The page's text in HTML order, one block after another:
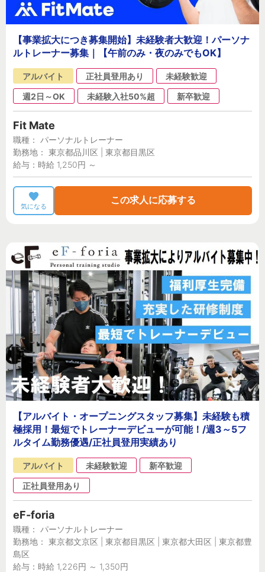
【事業拡大につき募集開始】未経験者大歓迎！パーソナ
ルトレーナー募集｜【午前のみ・夜のみでもOK】
アルバイト 正社員登用あり
未経験歓迎
週2日～OK
未経験入社50%超 新卒歓迎
Fit Mate
職種： パーソナルトレーナー
勤務地： 東京都品川区 | 東京都目黒区
給与：時給 1,250円 ～
気になる
この求人に応募する
【アルバイト・オープニングスタッフ募集】未経験も積
極採用！最短でトレーナーデビューが可能！/週3～5フ
ルタイム勤務優遇/正社員登用実績あり
アルバイト 未経験歓迎
新卒歓迎
正社員登用あり
eF-foria
職種： パーソナルトレーナー
勤務地： 東京都文京区 | 東京都目黒区 | 東京都大田区 | 東京都豊
島区
給与：時給 1,226円 ～ 1,350円